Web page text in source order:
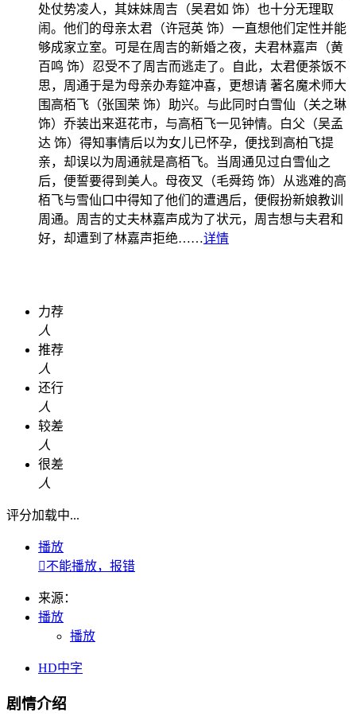
处仗势凌人，其妹妹周吉（吴君如 饰）也十分无理取
闹。他们的母亲太君（许冠英 饰）一直想他们定性并能
够成家立室。可是在周吉的新婚之夜，夫君林嘉声（黄
百鸣 饰）忍受不了周吉而逃走了。自此，太君便茶饭不
思，周通于是为母亲办寿筵冲喜，更想请 著名魔术师大
围高栢飞（张国荣 饰）助兴。与此同时白雪仙（关之琳
饰）乔装出来逛花市，与高栢飞一见钟情。白父（吴孟
达 饰）得知事情后以为女儿已怀孕，便找到高柏飞提
亲，却误以为周通就是高栢飞。当周通见过白雪仙之
后，便誓要得到美人。母夜叉（毛舜筠 饰）从逃难的高
栢飞与雪仙口中得知了他们的遭遇后，便假扮新娘教训
周通。周吉的丈夫林嘉声成为了状元，周吉想与夫君和
好，却遭到了林嘉声拒绝……详情
力荐
人
推荐
人
还行
人
较差
人
很差
人
评分加载中...
播放
不能播放，报错
来源：
播放
播放
HD中字
剧情介绍